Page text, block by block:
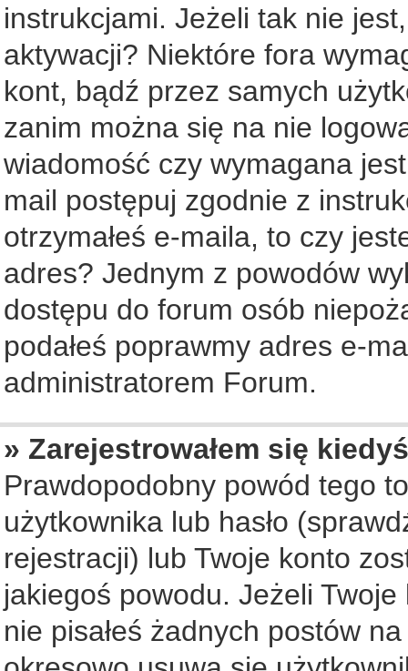
instrukcjami. Jeżeli tak nie
aktywacji? Niektóre fora
kont, bądź przez samych
zanim można się na nie
wiadomość czy wymagana
mail postępuj zgodnie z
otrzymałeś e-maila, to czy
adres? Jednym z powodów
dostępu do forum osób
podałeś poprawmy adres e-
administratorem Forum.
» Zarejestrowałem się
Prawdopodobny powód tego
użytkownika lub hasło
rejestracji) lub Twoje konto
jakiegoś powodu. Jeżeli
nie pisałeś żadnych postów